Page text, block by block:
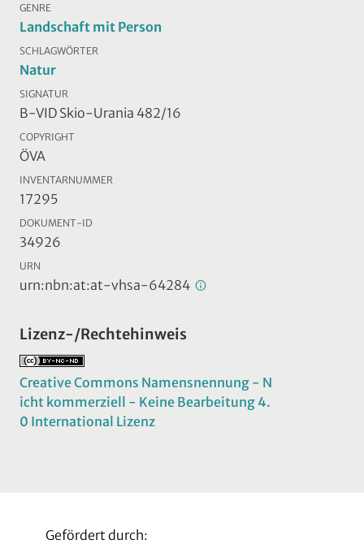
GENRE
Landschaft mit Person
SCHLAGWÖRTER
Natur
SIGNATUR
B-VID Skio-Urania 482/16
COPYRIGHT
ÖVA
INVENTARNUMMER
17295
DOKUMENT-ID
34926
URN
urn:nbn:at:at-vhsa-64284
Lizenz-/Rechtehinweis
Creative Commons Namensnennung - N
icht kommerziell - Keine Bearbeitung 4.
0 International Lizenz
Gefördert durch: